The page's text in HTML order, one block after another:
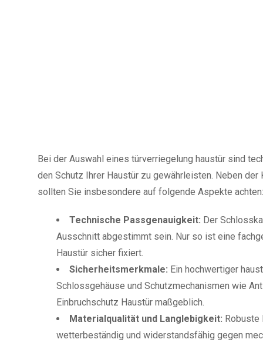
Bei der Auswahl eines türverriegelung haustür sind
den Schutz Ihrer Haustür zu gewährleisten. Neben
sollten Sie insbesondere auf folgende Aspekte achten:
Technische Passgenauigkeit: Der
Ausschnitt abgestimmt sein. Nur so ist eine
Haustür sicher fixiert.
Sicherheitsmerkmale: Ein hochwertiger
Schlossgehäuse und Schutzmechanismen wie
Einbruchschutz Haustür maßgeblich.
Materialqualität und Langlebigkeit: Robuste
wetterbeständig und widerstandsfähig gegen